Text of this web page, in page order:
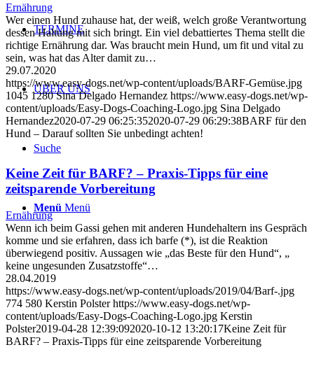
TERMINE
ÜBER UNS
Suche
Menü Menü
Ernährung
Wer einen Hund zuhause hat, der weiß, welch große Verantwortung
dessen Haltung mit sich bringt. Ein viel debattiertes Thema stellt die
richtige Ernährung dar. Was braucht mein Hund, um fit und vital zu
sein, was hat das Alter damit zu…
29.07.2020
https://www.easy-dogs.net/wp-content/uploads/BARF-Gemüse.jpg
1045 1280 Sina Delgado Hernandez https://www.easy-dogs.net/wp-
content/uploads/Easy-Dogs-Coaching-Logo.jpg Sina Delgado
Hernandez2020-07-29 06:25:352020-07-29 06:29:38BARF für den
Hund – Darauf sollten Sie unbedingt achten!
Keine Zeit für BARF? – Praxis-Tipps für eine
zeitsparende Vorbereitung
Ernährung
Wenn ich beim Gassi gehen mit anderen Hundehaltern ins Gespräch
komme und sie erfahren, dass ich barfe (*), ist die Reaktion
überwiegend positiv. Aussagen wie „​das Beste für den Hund​“, „​
keine ungesunden Zusatzstoffe​“…
28.04.2019
https://www.easy-dogs.net/wp-content/uploads/2019/04/Barf-.jpg
774 580 Kerstin Polster https://www.easy-dogs.net/wp-
content/uploads/Easy-Dogs-Coaching-Logo.jpg Kerstin
Polster2019-04-28 12:39:092020-10-12 13:20:17Keine Zeit für
BARF? – Praxis-Tipps für eine zeitsparende Vorbereitung